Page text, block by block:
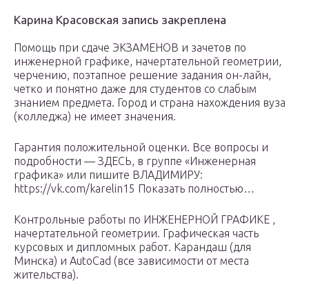
Карина Красовская запись закреплена
Помощь при сдаче ЭКЗАМЕНОВ и зачетов по
инженерной графике, начертательной геометрии,
черчению, поэтапное решение задания он-лайн,
четко и понятно даже для студентов со слабым
знанием предмета. Город и страна нахождения вуза
(колледжа) не имеет значения.
Гарантия положительной оценки. Все вопросы и
подробности — ЗДЕСЬ, в группе «Инженерная
графика» или пишите ВЛАДИМИРУ:
https://vk.com/karelin15 Показать полностью…
Контрольные работы по ИНЖЕНЕРНОЙ ГРАФИКЕ ,
начертательной геометрии. Графическая часть
курсовых и дипломных работ. Карандаш (для
Минска) и AutoCad (все зависимости от места
жительства).